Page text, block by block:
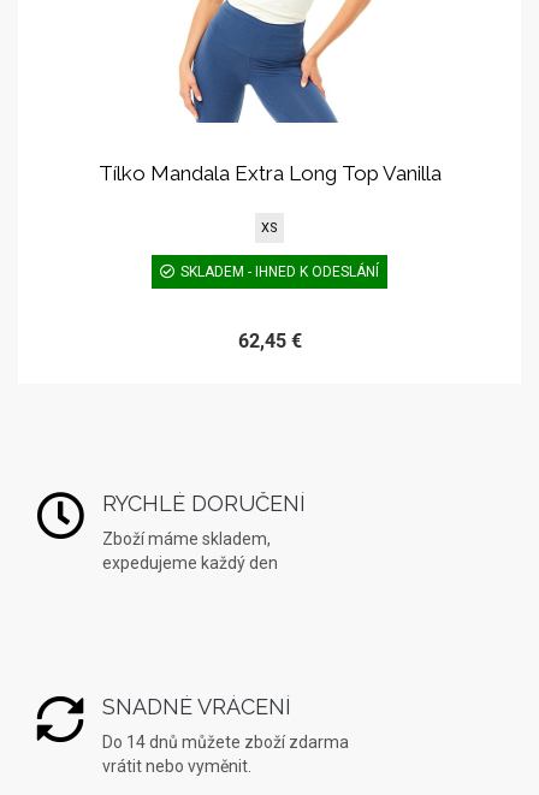
Tílko Mandala Extra Long Top Vanilla
XS
SKLADEM - IHNED K ODESLÁNÍ
62,45 €
RYCHLÉ DORUČENÍ
Zboží máme skladem,
expedujeme každý den
SNADNÉ VRÁCENÍ
Do 14 dnů můžete zboží zdarma
vrátit nebo vyměnit.